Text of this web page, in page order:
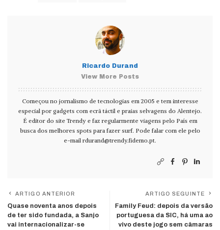
Ricardo Durand
View More Posts
Começou no jornalismo de tecnologias em 2005 e tem interesse
especial por gadgets com ecrã táctil e praias selvagens do Alentejo.
É editor do site Trendy e faz regularmente viagens pelo País em
busca dos melhores spots para fazer surf. Pode falar com ele pelo
e-mail rdurand@trendy.fidemo.pt.
ARTIGO ANTERIOR
Quase noventa anos depois
de ter sido fundada, a Sanjo
vai internacionalizar-se
ARTIGO SEGUINTE
Family Feud: depois da versão
portuguesa da SIC, há uma ao
vivo deste jogo sem câmaras